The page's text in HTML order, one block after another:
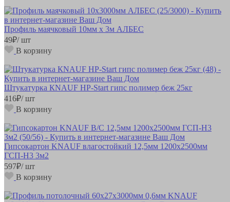
Профиль маячковый 10мм х 3м АЛБЕС
49₽/ шт
В корзину
Штукатурка КNAUF НР-Start гипс полимер беж 25кг
416₽/ шт
В корзину
Гипсокартон KNAUF влагостойкий 12,5мм 1200х2500мм
ГСП-Н3 3м2
597₽/ шт
В корзину